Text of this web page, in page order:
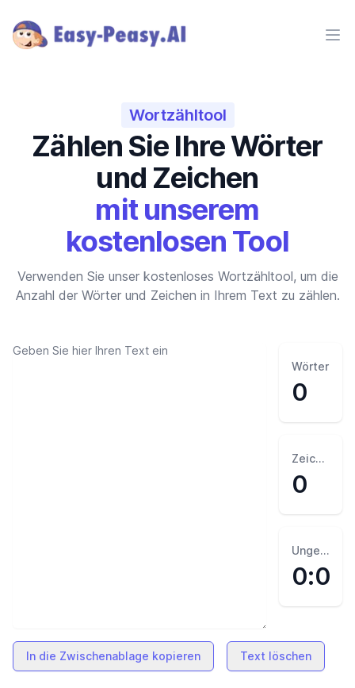
Wortzähltool
Zählen Sie Ihre Wörter
und Zeichen
mit unserem
kostenlosen Tool
Verwenden Sie unser kostenloses Wortzähltool, um die
Anzahl der Wörter und Zeichen in Ihrem Text zu zählen.
Wörter
0
Zeichen
0
Ungefähre Lesezeit
0:0
In die Zwischenablage kopieren Text löschen